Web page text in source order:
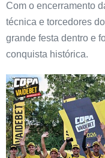
Com o encerramento
técnica e torcedores
grande festa dentro e
conquista histórica.